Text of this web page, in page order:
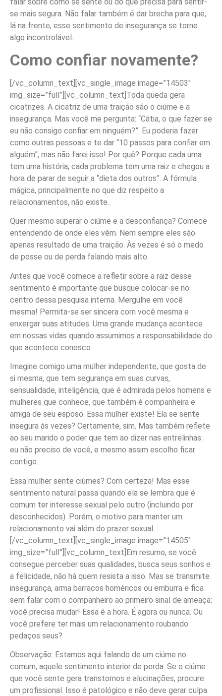
se mais segura. Não falar também é dar brecha para que,
lá na frente, esse sentimento de insegurança se torne
algo incontrolável.
Como confiar novamente?
[/vc_column_text][vc_single_image image=”14503″
img_size=”full”][vc_column_text]Toda queda gera
cicatrizes. A cicatriz de uma traição são o ciúme e a
insegurança. Mas você me pergunta: “Cátia, o que fazer se
eu não consigo confiar em ninguém?”. Eu poderia fazer
como outras pessoas e te dar “10 passos para confiar em
alguém”, mas não farei isso! Por quê? Porque cada uma
tem uma história, cada problema tem uma raiz e chegou a
hora de parar de seguir a “dieta dos outros”. A fórmula
mágica, principalmente no que diz respeito a
relacionamentos, não existe.
Quer mesmo superar o ciúme e a desconfiança? Comece
entendendo de onde eles vêm. Nem sempre eles são
apenas resultado de uma traição. Às vezes é só o medo
de posse ou de perda falando mais alto.
Antes que você comece a refletir sobre a raiz desse
sentimento é importante que busque colocar-se no
centro dessa pesquisa interna. Mergulhe em você
mesma! Permita-se ser sincera com você mesma e
enxergar suas atitudes. Uma grande mudança acontece
em nossas vidas quando assumimos a responsabilidade do
que acontece conosco.
Imagine comigo uma mulher independente, que gosta de
si mesma, que tem segurança em suas curvas,
sensualidade, inteligência, que é admirada pelos homens e
mulheres que conhece, que também é companheira e
amiga de seu esposo. Essa mulher existe! Ela se sente
insegura às vezes? Certamente, sim. Mas também reflete
ao seu marido o poder que tem ao dizer nas entrelinhas:
eu não preciso de você, e mesmo assim escolho ficar
contigo.
Essa mulher sente ciúmes? Com certeza! Mas esse
sentimento natural passa quando ela se lembra que é
comum ter interesse sexual pelo outro (incluindo por
desconhecidos). Porém, o motivo para manter um
relacionamento vai além do prazer sexual.
[/vc_column_text][vc_single_image image=”14505″
img_size=”full”][vc_column_text]Em resumo, se você
consegue perceber suas qualidades, busca seus sonhos e
a felicidade, não há quem resista a isso. Mas se transmite
insegurança, arma barracos homéricos ou emburra e fica
sem falar com o companheiro ao primeiro sinal de ameaça:
você precisa mudar! Essa é a hora. É agora ou nunca. Ou
você prefere ter mais um relacionamento roubando
pedaços seus?
Observação: Estamos aqui falando de um ciúme no
comum, aquele sentimento interior de perda. Se o ciúme
que você sente gera transtornos e alucinações, procure
um profissional. Isso é patológico e não deve gerar culpa.